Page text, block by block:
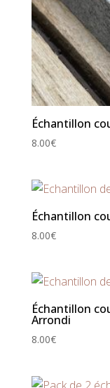
Échantillon
8.00€
Échantillon
8.00€
Échantillon
Arrondi
8.00€